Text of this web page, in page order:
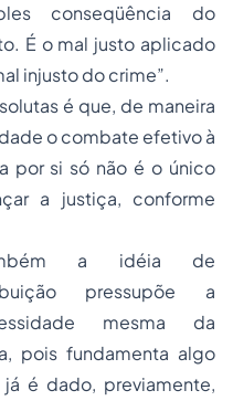
conseqüência do
É o mal justo aplicado
injusto do crime”.
é que, de maneira
o combate efetivo à
por si só não é o único
a justiça, conforme
a idéia de
pressupõe a
mesma da
pois fundamenta algo
já é dado, previamente,